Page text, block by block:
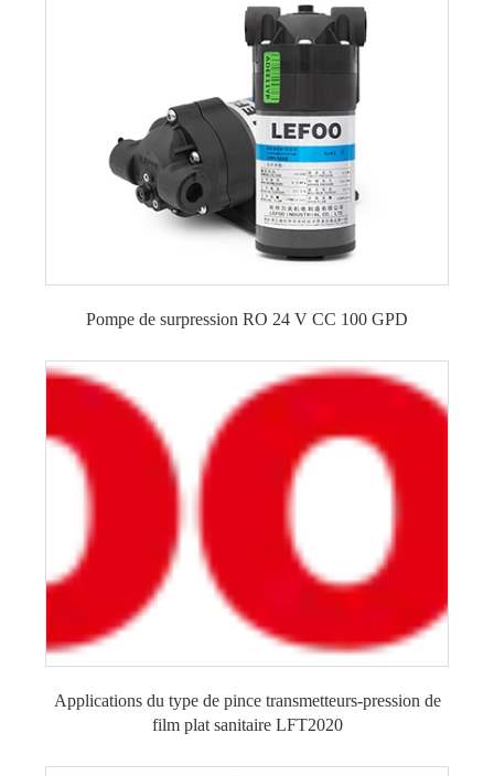
Pompe de surpression RO 24 V CC 100 GPD
Applications du type de pince transmetteurs-pression de
film plat sanitaire LFT2020